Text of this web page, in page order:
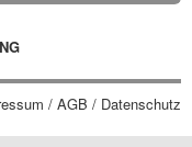
/ AGB / Datenschutz